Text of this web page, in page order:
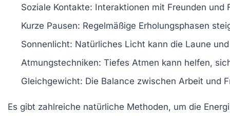
Soziale Kontakte: Interaktionen mit Freunden und
Kurze Pausen: Regelmäßige Erholungsphasen
Sonnenlicht: Natürliches Licht kann die Laune
Atmungstechniken: Tiefes Atmen kann helfen,
Gleichgewicht: Die Balance zwischen Arbeit und
Es gibt zahlreiche natürliche Methoden, um die